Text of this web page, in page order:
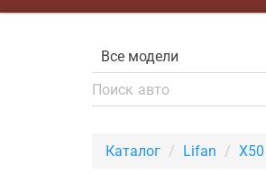
Каталог Lifan X50